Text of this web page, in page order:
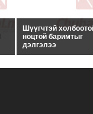
Шүүгчтэй
ноцтой баримтыг
дэлгэлээ